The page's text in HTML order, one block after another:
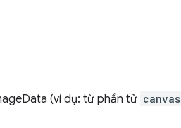
(ví dụ: từ phần tử canvas